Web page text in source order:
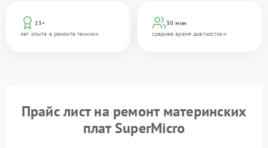
13+
лет опыта в ремонте техники
30 мин
среднее время диагностики
Прайс лист на ремонт материнских
плат SuperMicro